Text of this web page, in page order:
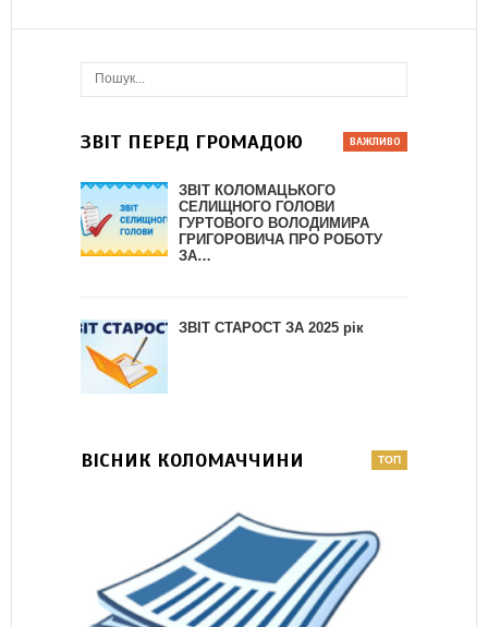
ЗВІТ ПЕРЕД ГРОМАДОЮ
ЗВІТ КОЛОМАЦЬКОГО
СЕЛИЩНОГО ГОЛОВИ
ГУРТОВОГО ВОЛОДИМИРА
ГРИГОРОВИЧА ПРО РОБОТУ
ЗА…
ЗВІТ СТАРОСТ ЗА 2025 рік
ВІСНИК КОЛОМАЧЧИНИ